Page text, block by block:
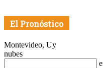
El Pronóstico
Montevideo, Uy
nubes